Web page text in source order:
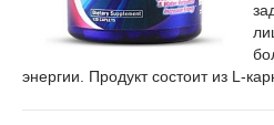
энергии. Продукт состоит из L-